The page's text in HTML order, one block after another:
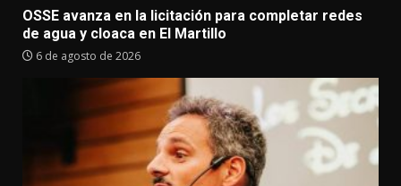
OSSE avanza en la licitación para completar redes
de agua y cloaca en El Martillo
6 de agosto de 2026